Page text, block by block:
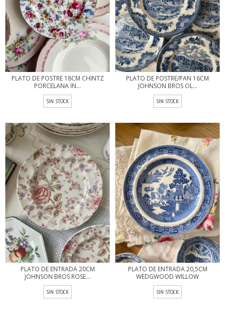
PLATO DE POSTRE 18CM CHINTZ
PORCELANA IN...
SIN STOCK
PLATO DE POSTRE/PAN 16CM
JOHNSON BROS OL...
SIN STOCK
PLATO DE ENTRADA 20CM
JOHNSON BROS ROSE...
SIN STOCK
PLATO DE ENTRADA 20,5CM
WEDGWOOD WILLOW
SIN STOCK